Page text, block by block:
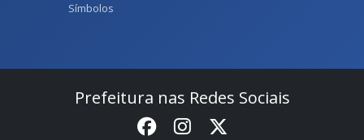
Símbolos
Prefeitura nas Redes Sociais